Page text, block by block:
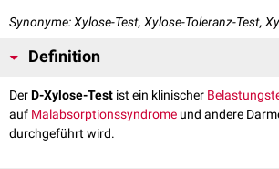
Synonyme: Xylose-Test, Xylose-Toleranz-Test,
Definition
DerD-Xylose-Test ist ein klinischer
auf Malabsorptionssyndrome und andere
durchgeführt wird.